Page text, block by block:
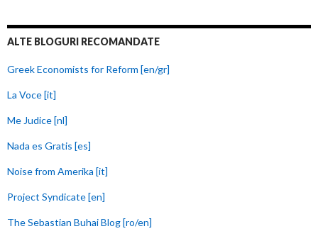
ALTE BLOGURI RECOMANDATE
Greek Economists for Reform [en/gr]
La Voce [it]
Me Judice [nl]
Nada es Gratis [es]
Noise from Amerika [it]
Project Syndicate [en]
The Sebastian Buhai Blog [ro/en]